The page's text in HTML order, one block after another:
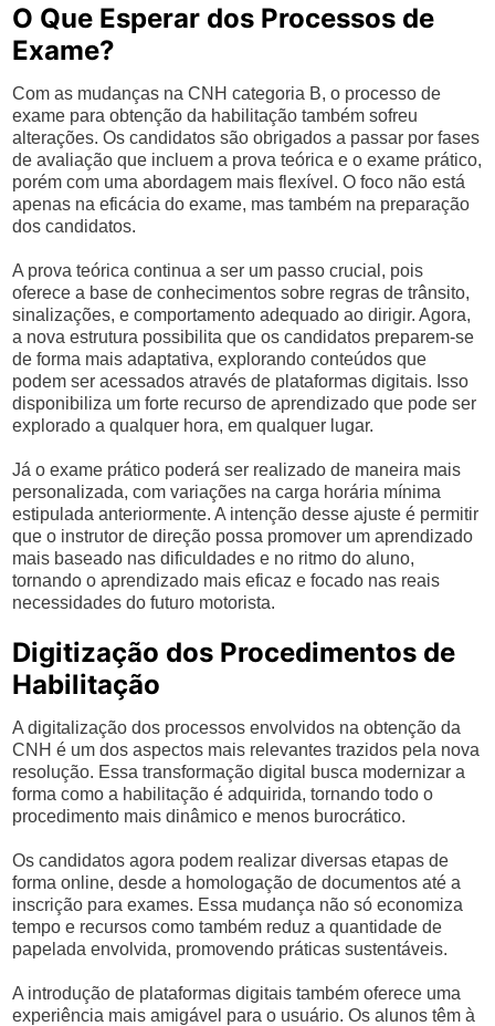
O Que Esperar dos Processos de
Exame?
Com as mudanças na CNH categoria B, o processo de
exame para obtenção da habilitação também sofreu
alterações. Os candidatos são obrigados a passar por fases
de avaliação que incluem a prova teórica e o exame prático,
porém com uma abordagem mais flexível. O foco não está
apenas na eficácia do exame, mas também na preparação
dos candidatos.
A prova teórica continua a ser um passo crucial, pois
oferece a base de conhecimentos sobre regras de trânsito,
sinalizações, e comportamento adequado ao dirigir. Agora,
a nova estrutura possibilita que os candidatos preparem-se
de forma mais adaptativa, explorando conteúdos que
podem ser acessados através de plataformas digitais. Isso
disponibiliza um forte recurso de aprendizado que pode ser
explorado a qualquer hora, em qualquer lugar.
Já o exame prático poderá ser realizado de maneira mais
personalizada, com variações na carga horária mínima
estipulada anteriormente. A intenção desse ajuste é permitir
que o instrutor de direção possa promover um aprendizado
mais baseado nas dificuldades e no ritmo do aluno,
tornando o aprendizado mais eficaz e focado nas reais
necessidades do futuro motorista.
Digitização dos Procedimentos de
Habilitação
A digitalização dos processos envolvidos na obtenção da
CNH é um dos aspectos mais relevantes trazidos pela nova
resolução. Essa transformação digital busca modernizar a
forma como a habilitação é adquirida, tornando todo o
procedimento mais dinâmico e menos burocrático.
Os candidatos agora podem realizar diversas etapas de
forma online, desde a homologação de documentos até a
inscrição para exames. Essa mudança não só economiza
tempo e recursos como também reduz a quantidade de
papelada envolvida, promovendo práticas sustentáveis.
A introdução de plataformas digitais também oferece uma
experiência mais amigável para o usuário. Os alunos têm à